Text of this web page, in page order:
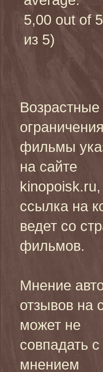
из 5)
Возрастные
фильмы
на сайте
kinopoisk.ru,
ссылка на
ведет со
фильмов.
Мнение
отзывов на
может не
совпадать с
мнением